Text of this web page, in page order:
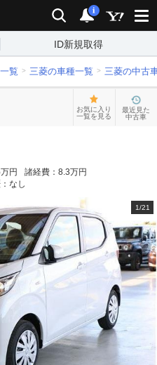
検索 通知
i
ID新規取得
覧 三菱の車種一覧 三菱の中古
お気に入り
一覧を見る
最近見た
中古車
万円 諸経費： 8.3万円
なし
1/21